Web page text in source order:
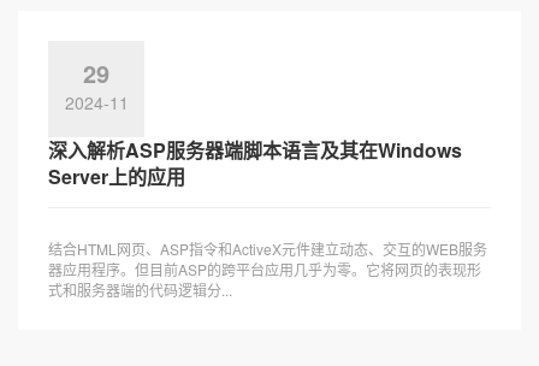
29
2024-11
深入解析ASP服务器端脚本语言及其在Windows
Server上的应用
结合HTML网页、ASP指令和ActiveX元件建立动态、交互的WEB服务
器应用程序。但目前ASP的跨平台应用几乎为零。它将网页的表现形
式和服务器端的代码逻辑分...